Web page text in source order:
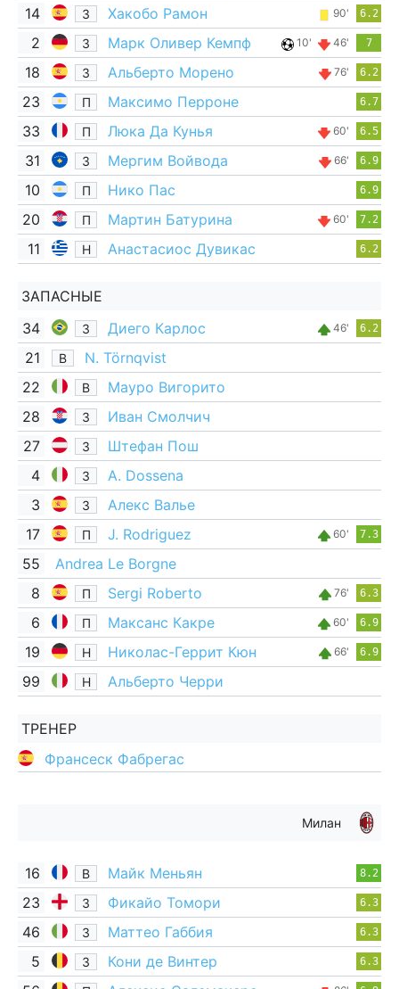
14 З Хакобо Рамон 90' 6.2
2 З Марк Оливер Кемпф 10' 46' 7
18 З Альберто Морено 76' 6.2
23 П Максимо Перроне 6.7
33 П Люка Да Кунья 60' 6.5
31 З Мергим Войвода 66' 6.9
10 П Нико Пас 6.9
20 П Мартин Батурина 60' 7.2
11 Н Анастасиос Дувикас 6.2
ЗАПАСНЫЕ
34
З Диего Карлос 46' 6.2
21 В
N. Törnqvist
22
В
Мауро Вигорито
28
З
Иван Смолчич
27
З
Штефан Пош
4
З
A. Dossena
3
З
Алекс Валье
17
П J. Rodriguez 60' 7.3
55
Andrea Le Borgne
8
П Sergi Roberto 76' 6.3
6 П Максанс Какре 60' 6.9
19 Н Николас-Геррит Кюн 66' 6.9
99 Н Альберто Черри
ТРЕНЕР
Франсеск Фабрегас
Милан
16 В Майк Меньян 8.2
23 З Фикайо Томори 6.3
46 З Маттео Габбия 6.3
5 З Кони де Винтер 6.3